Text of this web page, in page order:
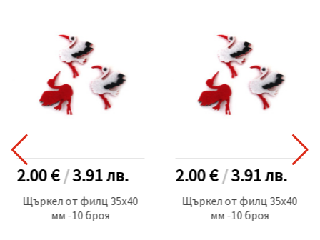
2.00 €/3.91лв.
Щъркел от филц 35x40
мм -10 броя
2.00 €/3.91лв.
Щъркел от филц 35x40
мм -10 броя